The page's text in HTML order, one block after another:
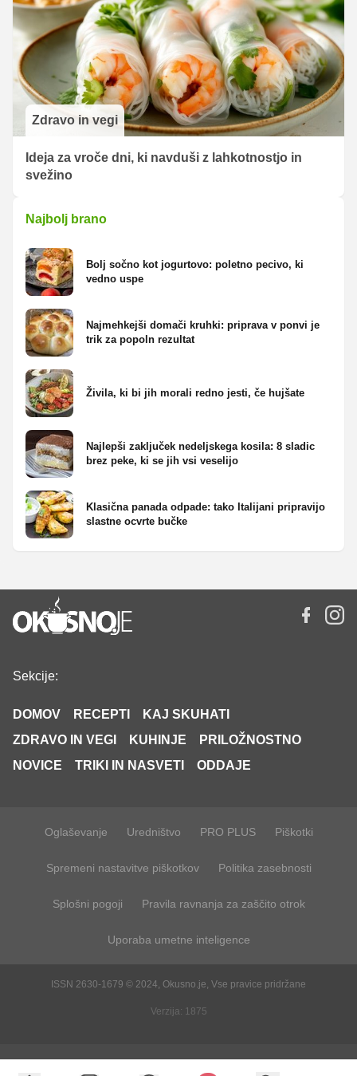
Zdravo in vegi
Ideja za vroče dni, ki navduši z lahkotnostjo in
svežino
Najbolj brano
Bolj sočno kot jogurtovo: poletno pecivo, ki
vedno uspe
Najmehkejši domači kruhki: priprava v ponvi je
trik za popoln rezultat
Živila, ki bi jih morali redno jesti, če hujšate
Najlepši zaključek nedeljskega kosila: 8 sladic
brez peke, ki se jih vsi veselijo
Klasična panada odpade: tako Italijani pripravijo
slastne ocvrte bučke
Sekcije:
DOMOV RECEPTI
KAJ SKUHATI
ZDRAVO IN VEGI
KUHINJE
PRILOŽNOSTNO
NOVICE
TRIKI IN NASVETI ODDAJE
Oglaševanje Uredništvo PRO PLUS Piškotki
Spremeni nastavitve piškotkov Politika zasebnosti
Splošni pogoji Pravila ravnanja za zaščito otrok
Uporaba umetne inteligence
ISSN 2630-1679 © 2024, Okusno.je, Vse pravice pridržane
Verzija: 1875